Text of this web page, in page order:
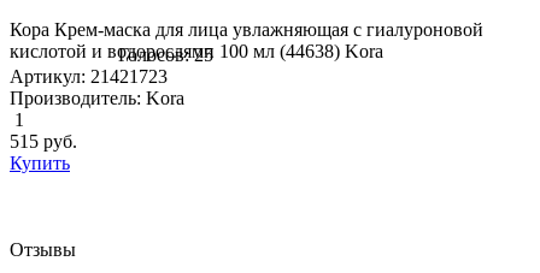
Кора Крем-маска для лица увлажняющая с гиалуроновой
кислотой и водорослями 100 мл (44638) Kora
Голосов: 25
Артикул: 21421723
Производитель: Kora
1
515 руб.
Купить
Отзывы